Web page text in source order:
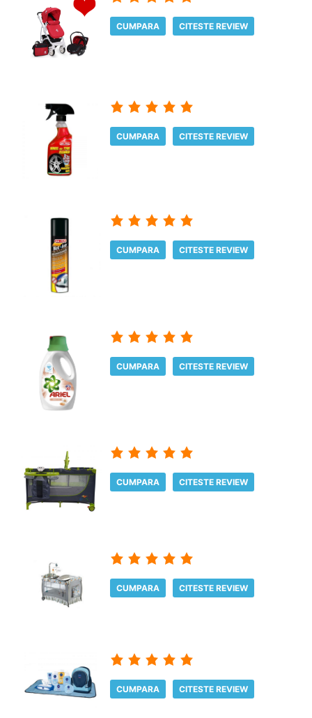
CUMPARA CITESTE REVIEW
CUMPARA CITESTE REVIEW
CUMPARA CITESTE REVIEW
CUMPARA CITESTE REVIEW
CUMPARA CITESTE REVIEW
CUMPARA CITESTE REVIEW
CUMPARA CITESTE REVIEW